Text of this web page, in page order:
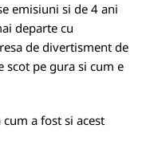
emisiuni si de 4 ani
departe cu
de divertisment de
scot pe gura si cum e
a fost si acest